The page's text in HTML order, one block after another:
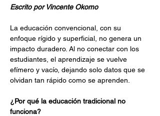
Escrito por Vincente Okomo
La educación convencional, con su
enfoque rígido y superficial, no genera un
impacto duradero. Al no conectar con los
estudiantes, el aprendizaje se vuelve
efímero y vacío, dejando solo datos que se
olvidan tan rápido como se aprenden.
¿Por qué la educación tradicional no
funciona?